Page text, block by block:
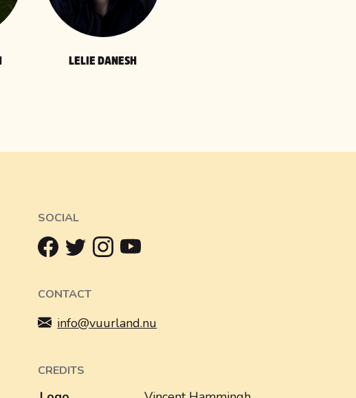
LELIE DANESH
SOCIAL
CONTACT
info@vuurland.nu
CREDITS